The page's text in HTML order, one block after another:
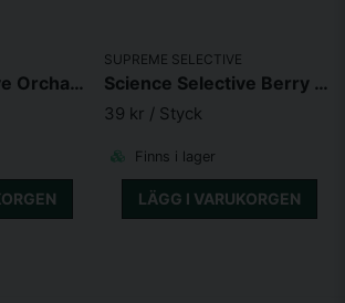
Science Selective Orchard Loops Treats 80g
SUPREME SELECTIVE
Science Selective Berry Loops Treats 80g
39 kr / Styck
Finns i lager
LÄGG I VARUKORGEN